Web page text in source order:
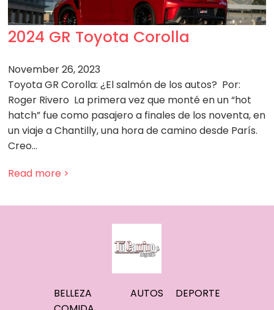
2024 GR Toyota Corolla
November 26, 2023
Toyota GR Corolla: ¿El salmón de los autos? Por:
Roger Rivero La primera vez que monté en un “hot
hatch” fue como pasajero a finales de los noventa, en
un viaje a Chantilly, una hora de camino desde París.
Creo…
Read more >
BELLEZA
AUTOS DEPORTE